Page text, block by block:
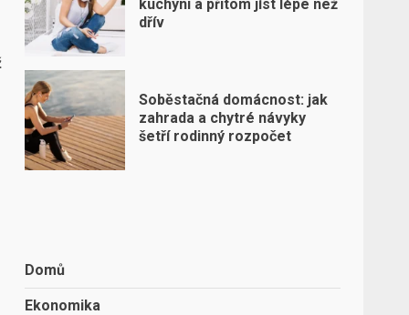
kuchyni a přitom jíst lépe než
dřív
Soběstačná domácnost: jak
zahrada a chytré návyky
šetří rodinný rozpočet
Domů
Ekonomika